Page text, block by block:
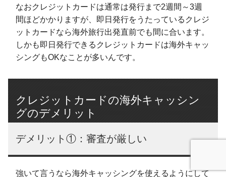
なおクレジットカードは通常は発行まで2週間～3週
間ほどかかりますが、即日発行をうたっているクレジ
ットカードなら海外旅行出発直前でも間に合います。
しかも即日発行できるクレジットカードは海外キャッ
シングもOKなことが多いんです。
クレジットカードの海外キャッシン
グのデメリット
デメリット①：審査が厳しい
強いて言うなら海外キャッシングを使えるようにして